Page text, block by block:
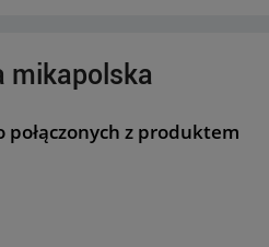
mikapolska
z produktem